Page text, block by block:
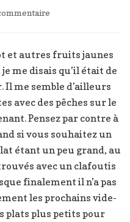
pêches
amaretti
et autres fruits jaunes
me disais qu’il était de
Il me semble d’ailleurs
avec des pêches sur le
Pensez par contre à
si vous souhaitez un
étant un peu grand, au
avec un clafoutis
finalement il n’a pas
les prochains vide-
plats plus petits pour